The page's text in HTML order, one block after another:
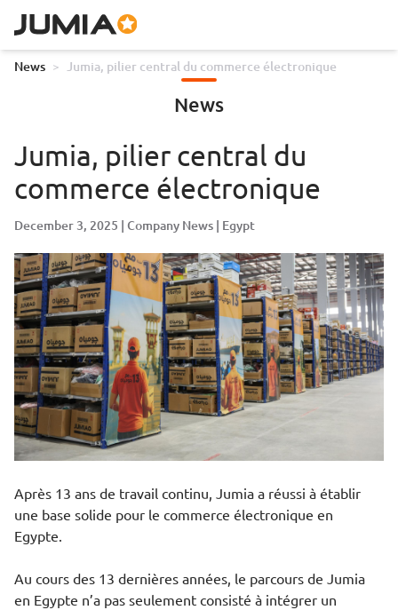
News > Jumia, pilier central du commerce électronique
News
Jumia, pilier central du
commerce électronique
December 3, 2025 Company News Egypt
Après 13 ans de travail continu, Jumia a réussi à établir
une base solide pour le commerce électronique en
Egypte.
Au cours des 13 dernières années, le parcours de Jumia
en Egypte n’a pas seulement consisté à intégrer un